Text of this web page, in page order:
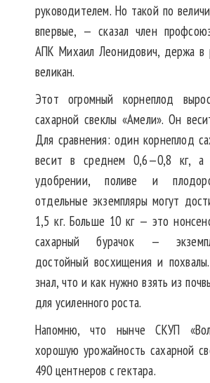
руководителем. Но такой по
впервые, — сказал член
АПК Михаил Леонидович, держа в
великан.
Этот огромный корнеплод
сахарной свеклы «Амели». Он
Для сравнения: один корнеплод
весит в среднем 0,6—0,8 кг, а
удобрении, поливе и
отдельные экземпляры могут
1,5 кг. Больше 10 кг — это
сахарный бурачок —
достойный восхищения и
знал, что и как нужно взять из
для усиленного роста.
Напомню, что нынче СКУП
хорошую урожайность сахарной
490 центнеров с гектара.